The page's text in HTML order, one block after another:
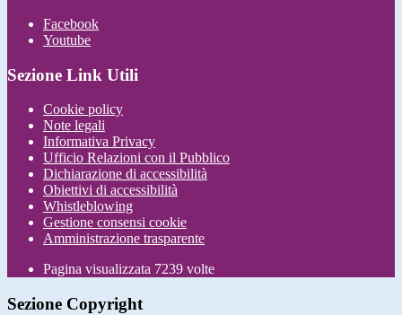
Facebook
Youtube
Sezione Link Utili
Cookie policy
Note legali
Informativa Privacy
Ufficio Relazioni con il Pubblico
Dichiarazione di accessibilità
Obiettivi di accessibilità
Whistleblowing
Gestione consensi cookie
Amministrazione trasparente
Pagina visualizzata 7239 volte
Sezione Copyright